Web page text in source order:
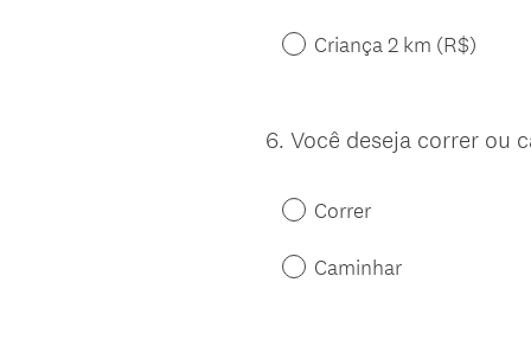
Criança 2 km (R$)
Question
6. Você deseja correr ou
Correr
Caminhar